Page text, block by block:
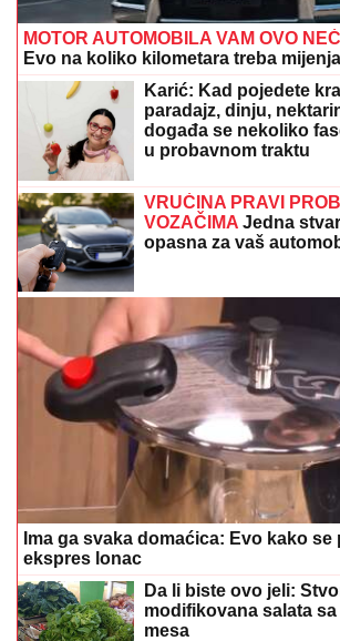
MOTOR AUTOMOBILA VAM OVO
Evo na koliko kilometara treba
Karić: Kad pojedete
paradajz, dinju,
događa se nekoliko
u probavnom traktu
VRUĆINA PRAVI
VOZAČIMA Jedna
opasna za vaš
Ima ga svaka domaćica: Evo kako
ekspres lonac
Da li biste ovo jeli:
modifikovana salata
mesa